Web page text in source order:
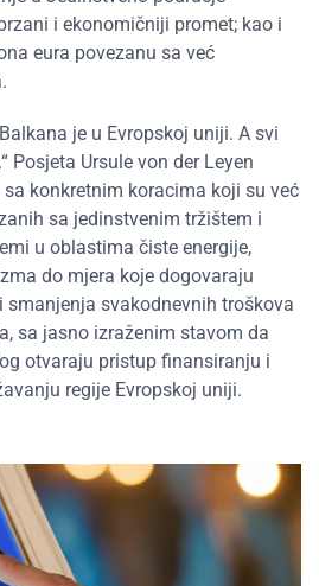
i ekonomičniji promet; kao i
eura povezanu sa već
je u Evropskoj uniji. A svi
Posjeta Ursule von der Leyen
konkretnim koracima koji su već
sa jedinstvenim tržištem i
u oblastima čiste energije,
do mjera koje dogovaraju
smanjenja svakodnevnih troškova
sa jasno izraženim stavom da
otvaraju pristup finansiranju i
regije Evropskoj uniji.